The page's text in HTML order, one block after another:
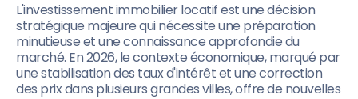
L'investissement immobilier locatif est une décision
stratégique majeure qui nécessite une préparation
minutieuse et une connaissance approfondie du
marché. En 2026, le contexte économique, marqué par
une stabilisation des taux d'intérêt et une correction
des prix dans plusieurs grandes villes, offre de nouvelles